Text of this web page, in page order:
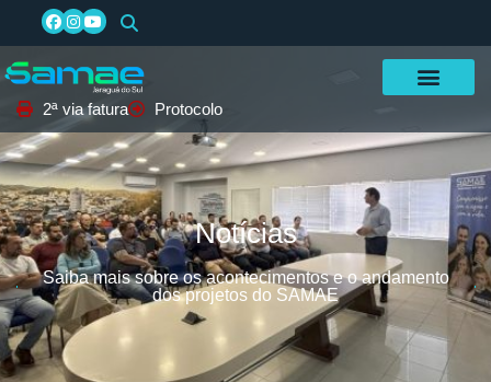
2ª via fatura Protocolo
Notícias
Saiba mais sobre os acontecimentos e o andamento
dos projetos do SAMAE